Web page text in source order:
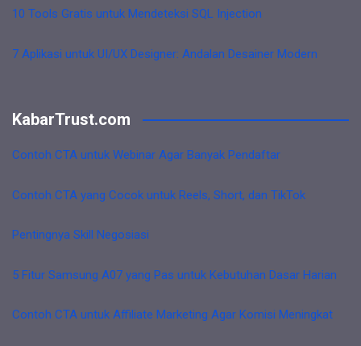
10 Tools Gratis untuk Mendeteksi SQL Injection
7 Aplikasi untuk UI/UX Designer: Andalan Desainer Modern
KabarTrust.com
Contoh CTA untuk Webinar Agar Banyak Pendaftar
Contoh CTA yang Cocok untuk Reels, Short, dan TikTok
Pentingnya Skill Negosiasi
5 Fitur Samsung A07 yang Pas untuk Kebutuhan Dasar Harian
Contoh CTA untuk Affiliate Marketing Agar Komisi Meningkat